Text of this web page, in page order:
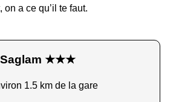
on a ce qu’il te faut.
Saglam ★★★
1.5 km de la gare